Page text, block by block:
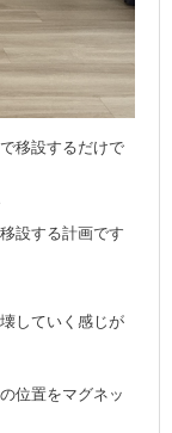
移設するだけで
設する計画です
していく感じが
位置をマグネッ